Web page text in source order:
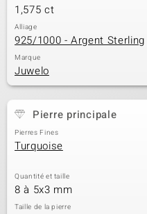
1,575 ct
Alliage
925/1000 - Argent Sterling
Marque
Juwelo
Pierre principale
Pierres Fines
Turquoise
Quantité et taille
8 à 5x3 mm
Taille de la pierre